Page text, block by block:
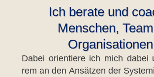
Ich berate und
Menschen,
Organisationen
Dabei ori­en­tie­re ich mich dabei
rem an den Ansät­zen der